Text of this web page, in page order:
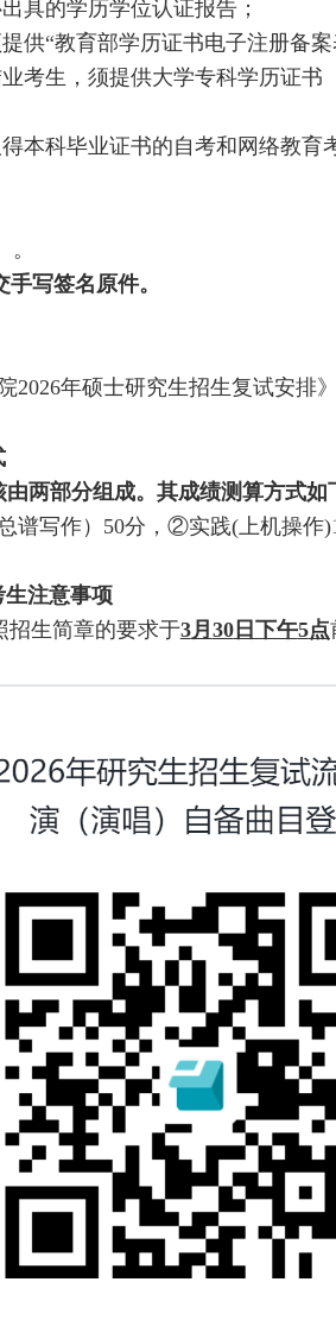
具的学历学位认证报告；
供“教育部学历证书电子注册备案
考生，须提供大学专科学历证
本科毕业证书的自考和网络教
手写签名原件。
2026年硕士研究生招生复试安排》
两部分组成。其成绩测算方式如
写作）50分，②实践(上机操作
注意事项
招生简章的要求于3月 30日下午5点